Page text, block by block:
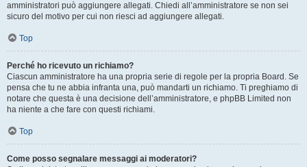
amministratori può aggiungere allegati. Chiedi all’amministratore se non sei
sicuro del motivo per cui non riesci ad aggiungere allegati.
Top
Perché ho ricevuto un richiamo?
Ciascun amministratore ha una propria serie di regole per la propria Board. Se
pensa che tu ne abbia infranta una, può mandarti un richiamo. Ti preghiamo di
notare che questa è una decisione dell’amministratore, e phpBB Limited non
ha niente a che fare con questi richiami.
Top
Come posso segnalare messaggi ai moderatori?